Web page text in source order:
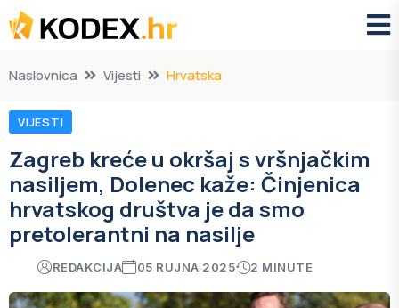
Naslovnica Vijesti Hrvatska
VIJESTI
Zagreb kreće u okršaj s vršnjačkim
nasiljem, Dolenec kaže: Činjenica
hrvatskog društva je da smo
pretolerantni na nasilje
REDAKCIJA 05 RUJNA 2025 2 MINUTE